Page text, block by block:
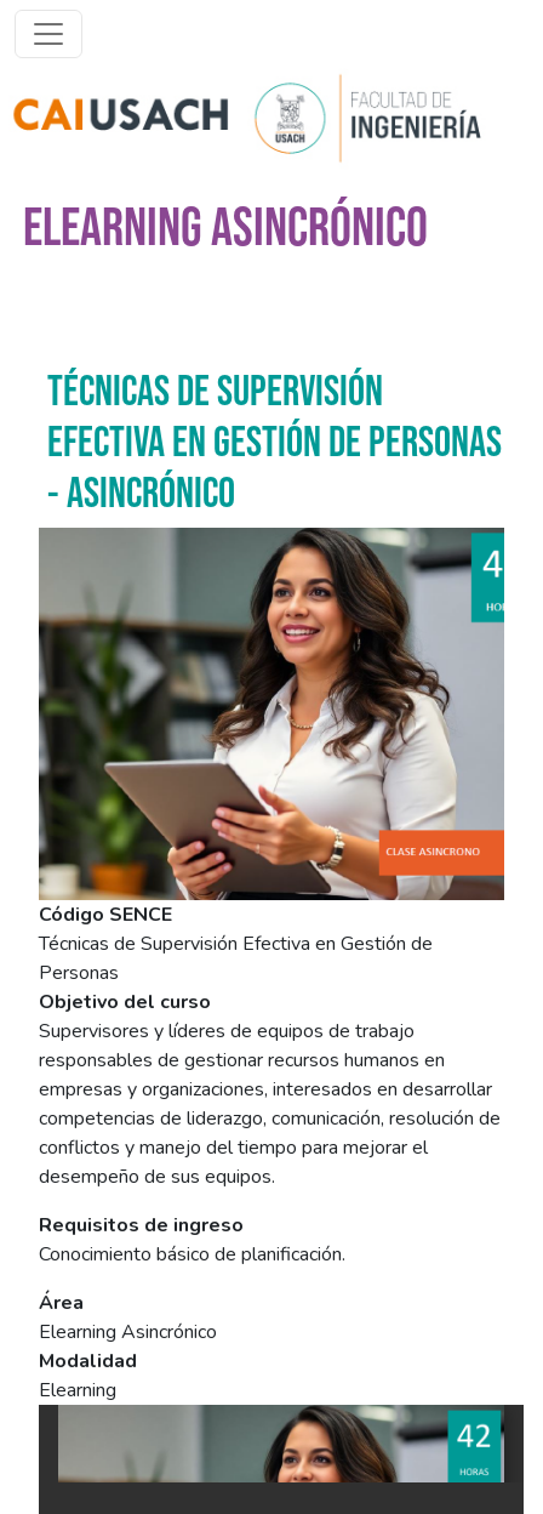
Pasar al contenido principal
ELEARNING ASINCRÓNICO
TÉCNICAS DE SUPERVISIÓN
EFECTIVA EN GESTIÓN DE PERSONAS
- ASINCRÓNICO
Código SENCE
Técnicas de Supervisión Efectiva en Gestión de
Personas
Objetivo del curso
Supervisores y líderes de equipos de trabajo
responsables de gestionar recursos humanos en
empresas y organizaciones, interesados en desarrollar
competencias de liderazgo, comunicación, resolución de
conflictos y manejo del tiempo para mejorar el
desempeño de sus equipos.
Requisitos de ingreso
Conocimiento básico de planificación.
Área
Elearning Asincrónico
Modalidad
Elearning